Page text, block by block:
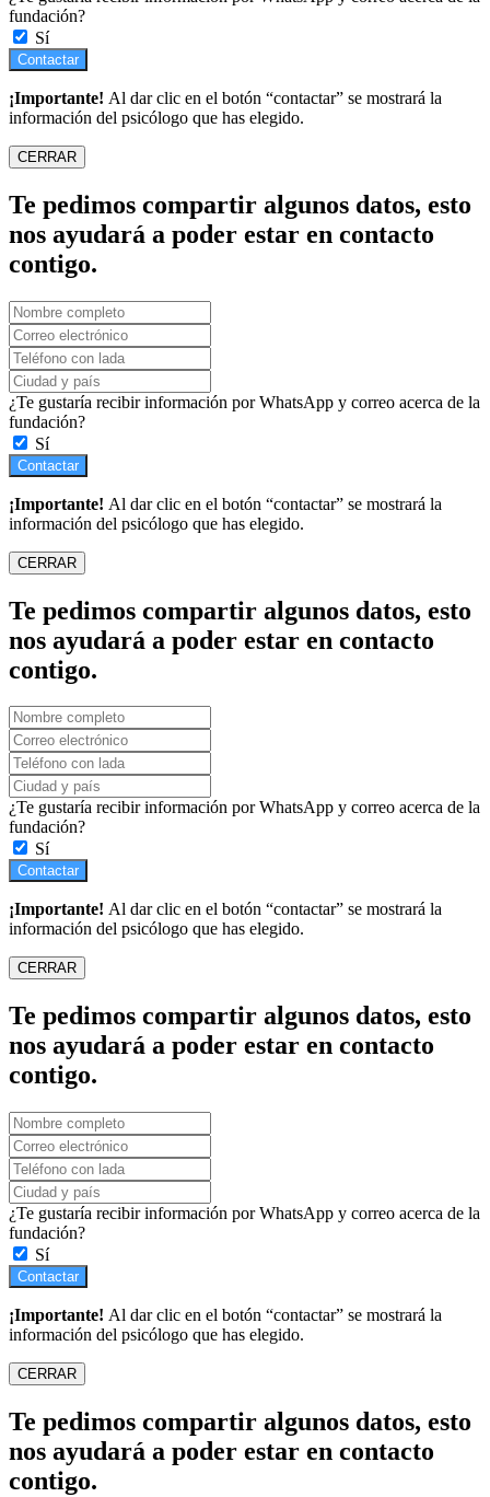
fundación?
Sí
Contactar
¡Importante! Al dar clic en el botón “contactar” se mostrará la
información del psicólogo que has elegido.
CERRAR
Te pedimos compartir algunos datos, esto
nos ayudará a poder estar en contacto
contigo.
¿Te gustaría recibir información por WhatsApp y correo acerca de la
fundación?
Sí
Contactar
¡Importante! Al dar clic en el botón “contactar” se mostrará la
información del psicólogo que has elegido.
CERRAR
Te pedimos compartir algunos datos, esto
nos ayudará a poder estar en contacto
contigo.
¿Te gustaría recibir información por WhatsApp y correo acerca de la
fundación?
Sí
Contactar
¡Importante! Al dar clic en el botón “contactar” se mostrará la
información del psicólogo que has elegido.
CERRAR
Te pedimos compartir algunos datos, esto
nos ayudará a poder estar en contacto
contigo.
¿Te gustaría recibir información por WhatsApp y correo acerca de la
fundación?
Sí
Contactar
¡Importante! Al dar clic en el botón “contactar” se mostrará la
información del psicólogo que has elegido.
CERRAR
Te pedimos compartir algunos datos, esto
nos ayudará a poder estar en contacto
contigo.